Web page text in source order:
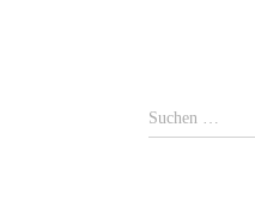
u
Suchen …